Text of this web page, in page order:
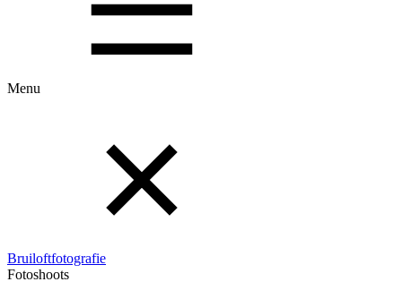
Menu
Bruiloftfotografie
Fotoshoots